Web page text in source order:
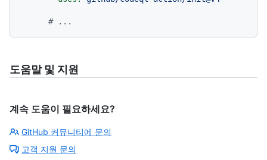
# ...
도움말 및 지원
계속 도움이 필요하세요?
GitHub 커뮤니티에 문의
고객 지원 문의